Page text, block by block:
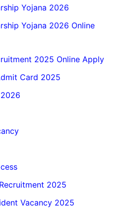
Yojana 2026
Yojana 2026 Online
2025 Online Apply
Card 2025
2025
Vacancy 2025